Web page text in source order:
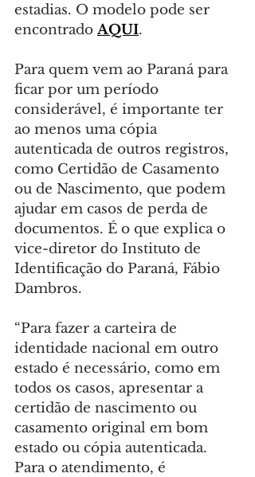
estadias. O modelo pode ser
encontrado AQUI.
Para quem vem ao Paraná para
ficar por um período
considerável, é importante ter
ao menos uma cópia
autenticada de outros registros,
como Certidão de Casamento
ou de Nascimento, que podem
ajudar em casos de perda de
documentos. É o que explica o
vice-diretor do Instituto de
Identificação do Paraná, Fábio
Dambros.
“Para fazer a carteira de
identidade nacional em outro
estado é necessário, como em
todos os casos, apresentar a
certidão de nascimento ou
casamento original em bom
estado ou cópia autenticada.
Para o atendimento, é